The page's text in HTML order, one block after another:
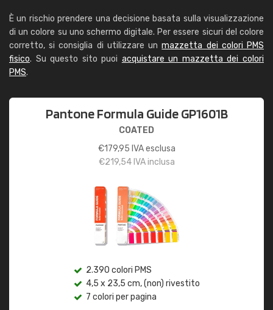
È un rischio prendere una decisione basata sulla visualizzazione
di un colore su uno schermo digitale. Per essere sicuri del colore
corretto, si consiglia di utilizzare unmazzetta dei colori PMS
fisico. Su questo sito puoi acquistare un mazzetta dei colori
PMS.
Pantone Formula Guide GP1601B
COATED
€179,95 IVA esclusa
€219,54IVA inclusa
2.390 colori PMS
4,5 x 23,5 cm, (non) rivestito
7 colori per pagina